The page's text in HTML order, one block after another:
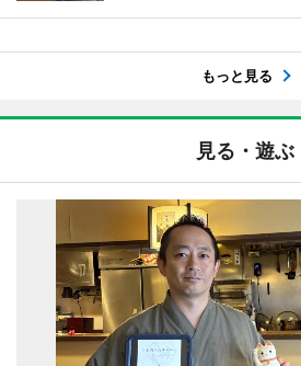
もっと見る
見る・遊ぶ